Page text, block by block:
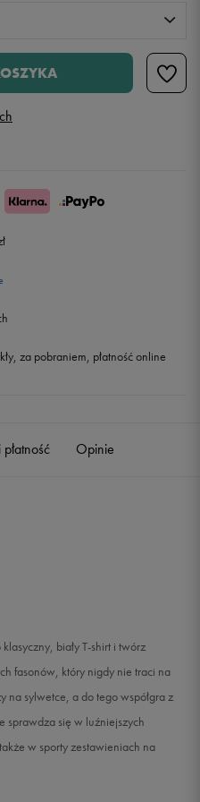
za pobraniem, płatność online
Opinie
biały T-shirt i twórz
fasonów, który nigdy nie traci na
na sylwetce, a do tego współgra z
sprawdza się w luźniejszych
w sporty zestawieniach na